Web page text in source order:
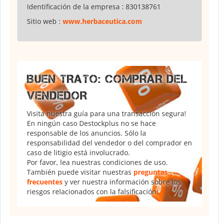
Identificación de la empresa : 830138761
Sitio web : www.herbaceutica.com
BUEN TRATO: COMPRAR DEL
VENDEDOR
Visita nuestra guía para una transacción segura!
En ningún caso Destockplus no se hace
responsable de los anuncios. Sólo la
responsabilidad del vendedor o del comprador en
caso de litigio está involucrado.
Por favor, lea nuestras condiciones de uso.
También puede visitar nuestras preguntas
frecuentes y ver nuestra información sobre los
riesgos relacionados con la falsificación.